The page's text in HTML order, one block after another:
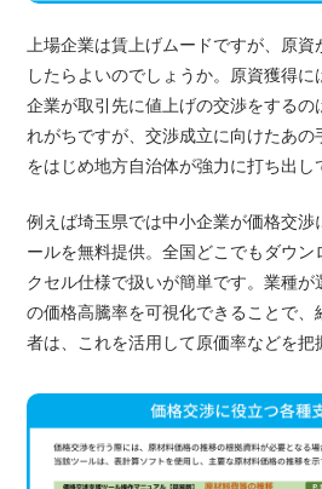
上場企業は賃上げムードですが、原
したらよいのでしょうか。原資獲得
企業が取引先に値上げの交渉をするの
れがちですが、交渉成立に向けたあ
をはじめ地方自治体が強力に打ち出し
例えば埼玉県では中小企業が価格交渉
ールを無料提供。全国どこでもダウ
クセル仕様で扱いが簡単です。業種
の価格高騰率を可視化できることで、
者は、これを活用して原価率などを把